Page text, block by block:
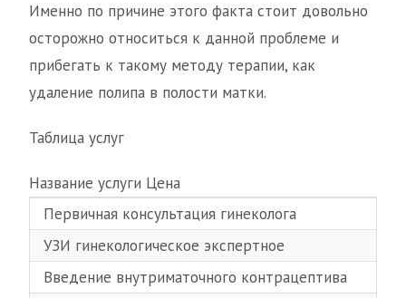
Именно по причине этого факта стоит довольно
осторожно относиться к данной проблеме и
прибегать к такому методу терапии, как
удаление полипа в полости матки.
Таблица услуг
Название услуги Цена
Первичная консультация гинеколога
УЗИ гинекологическое экспертное
Введение внутриматочного контрацептива